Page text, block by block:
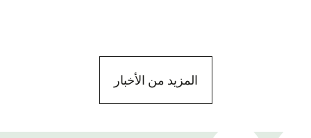
المزيد من الأخبار